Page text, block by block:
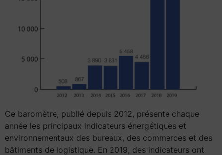
Ce baromètre, publié depuis 2012, présente chaque
année les principaux indicateurs énergétiques et
environnementaux des bureaux, des commerces et des
bâtiments de logistique. En 2019, des indicateurs ont